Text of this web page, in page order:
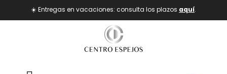
☀️ Entregas en vacaciones: consulta los plazos aquí.